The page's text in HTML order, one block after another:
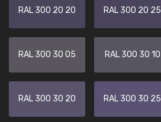
RAL 300 20 20 RAL 300 20 25
RAL 300 30 05 RAL 300 30 10
RAL 300 30 20 RAL 300 30 25